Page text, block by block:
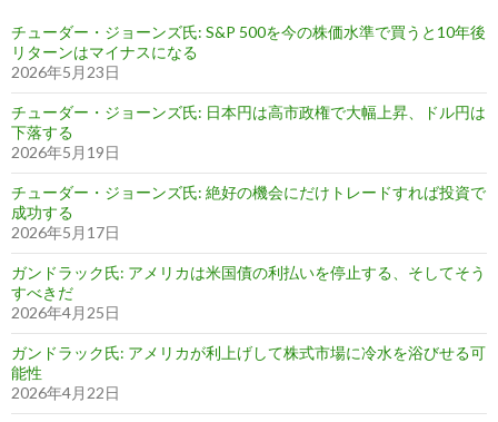
チューダー・ジョーンズ氏: S&P 500を今の株価水準で買うと10年後
リターンはマイナスになる
2026年5月23日
チューダー・ジョーンズ氏: 日本円は高市政権で大幅上昇、ドル円は
下落する
2026年5月19日
チューダー・ジョーンズ氏: 絶好の機会にだけトレードすれば投資で
成功する
2026年5月17日
ガンドラック氏: アメリカは米国債の利払いを停止する、そしてそう
すべきだ
2026年4月25日
ガンドラック氏: アメリカが利上げして株式市場に冷水を浴びせる可
能性
2026年4月22日